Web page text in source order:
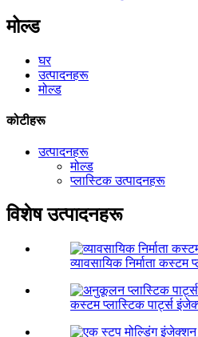
मोल्ड
घर
उत्पादनहरू
मोल्ड
कोटीहरू
उत्पादनहरू
मोल्ड
प्लास्टिक उत्पादनहरू
विशेष उत्पादनहरू
व्यावसायिक निर्माता कस्टम
कस्टम प्लास्टिक पार्ट्स